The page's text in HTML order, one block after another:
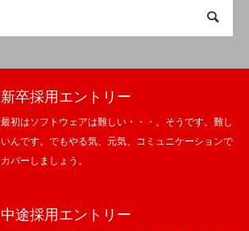
新卒採用エントリー
最初はソフトウェアは難しい・・・。そうです。難し
いんです。でもやる気、元気、コミュニケーションで
カバーしましょう。
中途採用エントリー